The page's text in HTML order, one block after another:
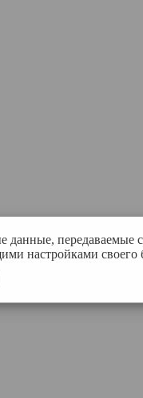
данные,
настройками своего